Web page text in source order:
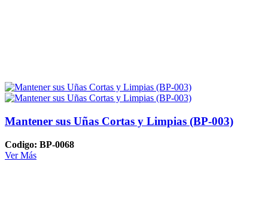
Mantener sus Uñas Cortas y Limpias (BP-003)
Codigo: BP-0068
Ver Más